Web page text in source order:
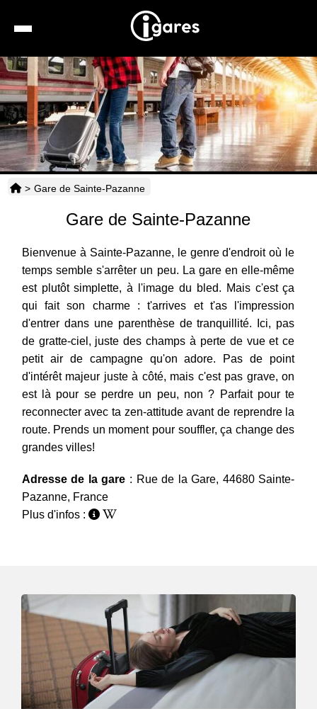
Recherche
Location de voiture
Hôtels
Taxis
> Gare de Sainte-Pazanne
Gare de Sainte-Pazanne
Bienvenue à Sainte-Pazanne, le genre d'endroit où le
temps semble s'arrêter un peu. La gare en elle-même
est plutôt simplette, à l'image du bled. Mais c'est ça
qui fait son charme : t'arrives et t'as l'impression
d'entrer dans une parenthèse de tranquillité. Ici, pas
de gratte-ciel, juste des champs à perte de vue et ce
petit air de campagne qu'on adore. Pas de point
d'intérêt majeur juste à côté, mais c'est pas grave, on
est là pour se perdre un peu, non ? Parfait pour te
reconnecter avec ta zen-attitude avant de reprendre la
route. Prends un moment pour souffler, ça change des
grandes villes!
Adresse de la gare : Rue de la Gare, 44680 Sainte-
Pazanne, France
Plus d'infos :